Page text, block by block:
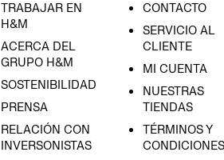
TRABAJAR EN
H&M
ACERCA DEL
GRUPO H&M
SOSTENIBILIDAD
PRENSA
RELACIÓN CON
INVERSONISTAS
CONTACTO
SERVICIO AL
CLIENTE
MI CUENTA
NUESTRAS
TIENDAS
TÉRMINOS Y
CONDICIONES